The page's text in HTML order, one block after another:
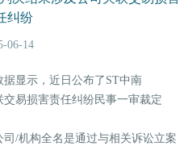
纠纷
06-14
显示，近日公布了ST中南
交易损害责任纠纷民事一审裁定
/机构全名是通过与相关诉讼立案